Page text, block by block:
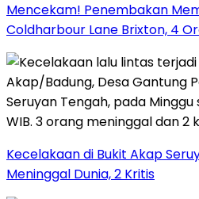
Mencekam! Penembakan
Coldharbour Lane Brixton, 4
Kecelakaan di Bukit Akap
Meninggal Dunia, 2 Kritis